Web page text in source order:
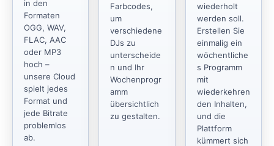
in den
Formaten
OGG, WAV,
FLAC, AAC
oder MP3
hoch –
unsere Cloud
spielt jedes
Format und
jede Bitrate
problemlos
ab.
Farbcodes,
um
verschiedene
DJs zu
unterscheide
n und Ihr
Wochenprogr
amm
übersichtlich
zu gestalten.
wiederholt
werden soll.
Erstellen Sie
einmalig ein
wöchentliche
s Programm
mit
wiederkehren
den Inhalten,
und die
Plattform
kümmert sich